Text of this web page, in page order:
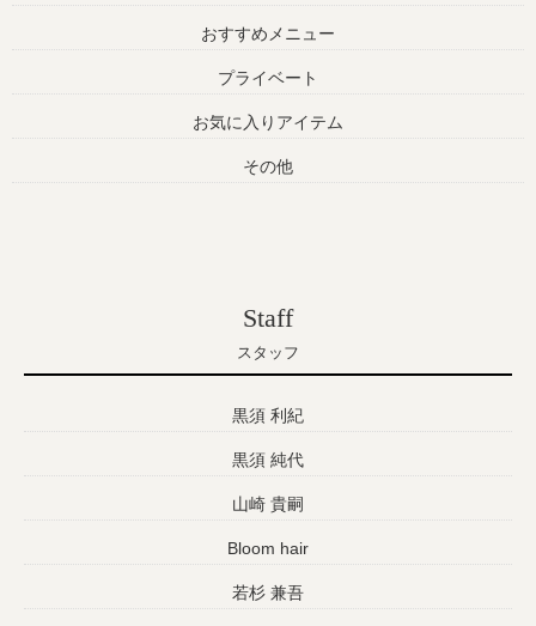
おすすめメニュー
プライベート
お気に入りアイテム
その他
Staff
スタッフ
黒須 利紀
黒須 純代
山崎 貴嗣
Bloom hair
若杉 兼吾